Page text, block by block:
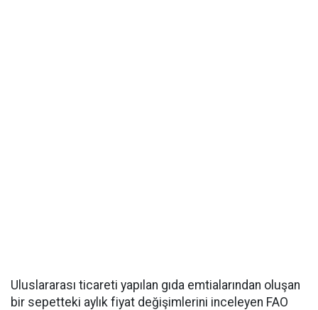
Uluslararası ticareti yapılan gıda emtialarından oluşan
bir sepetteki aylık fiyat değişimlerini inceleyen FAO